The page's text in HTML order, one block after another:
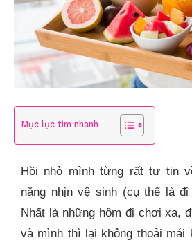
Mục lục tìm nhanh
Hồi nhỏ mình từng rất tự tin
năng nhịn vệ sinh (cụ thể là đi
Nhất là những hôm đi chơi xa,
và mình thì lại không thoải mái